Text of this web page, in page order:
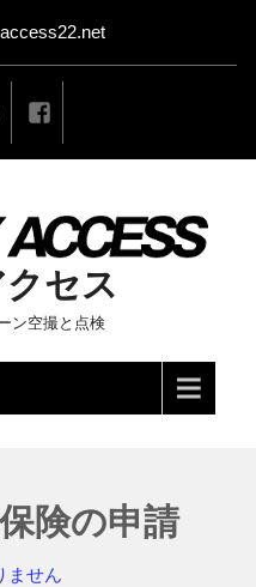
セス
ン空撮と点検
険の申請
ません